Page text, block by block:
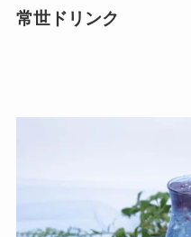
常世ドリンク